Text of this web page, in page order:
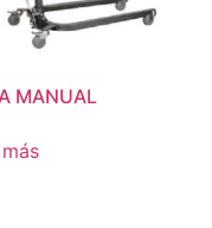
MANUAL